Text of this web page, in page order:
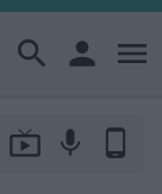
search person menu
live_tv mic phone_android